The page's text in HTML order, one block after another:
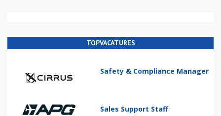
TOPVACATURES
Safety & Compliance Manager
Sales Support Staff